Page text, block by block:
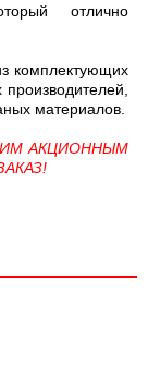
отлично
комплектующих
материалов.
АКЦИОННЫМ